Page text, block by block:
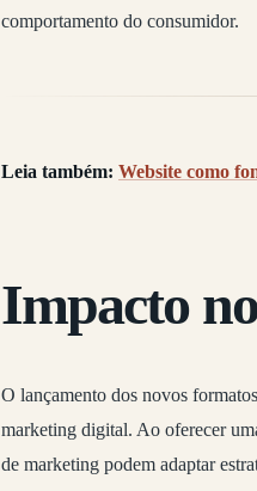
comportamento do consumidor.
Leia também: Website como
Impacto
O lançamento dos novos
marketing digital. Ao oferecer
de marketing podem adaptar